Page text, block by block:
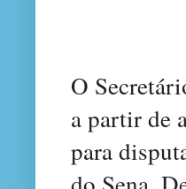
O
a partir de
para